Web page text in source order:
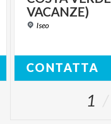
VACANZE)
Iseo
CONTATTA
1